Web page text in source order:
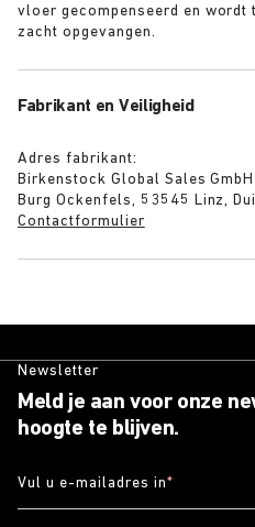
vloer gecompenseerd en wordt
zacht opgevangen.
Fabrikant en Veiligheid
Adres fabrikant:
Birkenstock Global Sales GmbH
Burg Ockenfels, 53545 Linz,
Contactformulier
Newsletter
Meld je aan voor onze
hoogte te blijven.
Vul u e-mailadres in*